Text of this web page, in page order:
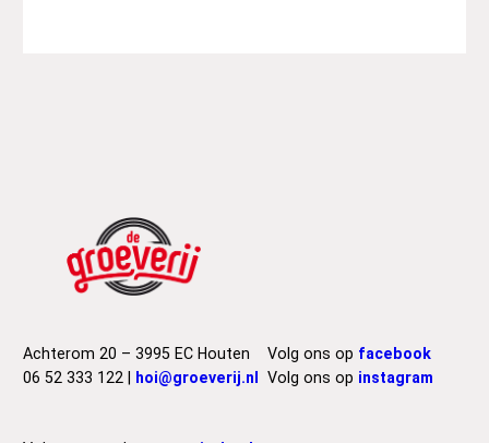
Achterom 20 – 3995 EC Houten
06 52 333 122 |
hoi@groeverij.nl
Volg ons op facebook
Volg ons op instagram